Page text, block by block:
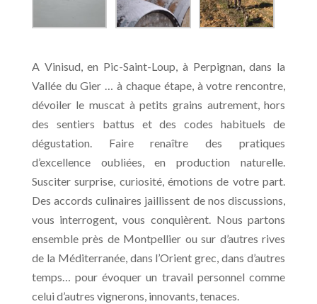
A Vinisud, en Pic-Saint-Loup, à Perpignan, dans la
Vallée du Gier … à chaque étape, à votre rencontre,
dévoiler le muscat à petits grains autrement, hors
des sentiers battus et des codes habituels de
dégustation. Faire renaître des pratiques
d’excellence oubliées, en production naturelle.
Susciter surprise, curiosité, émotions de votre part.
Des accords culinaires jaillissent de nos discussions,
vous interrogent, vous conquièrent. Nous partons
ensemble près de Montpellier ou sur d’autres rives
de la Méditerranée, dans l’Orient grec, dans d’autres
temps… pour évoquer un travail personnel comme
celui d’autres vignerons, innovants, tenaces.